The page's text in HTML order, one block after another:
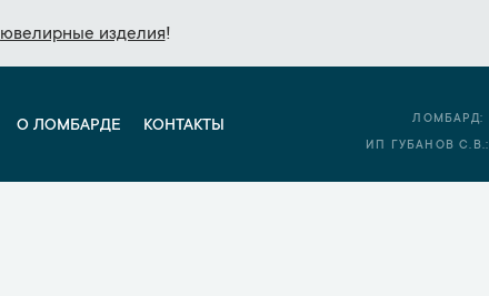
ювелирные изделия!
ювелирные изделия!
О ЛОМБАРДЕ КОНТАКТЫ ЛОМБАРД:
ИП ГУБАНОВ С.В.: